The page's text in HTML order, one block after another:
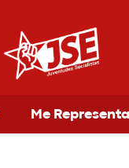
Me Representa